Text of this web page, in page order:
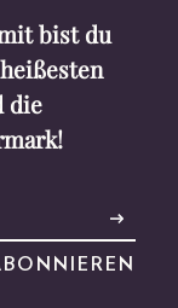
bist du
die